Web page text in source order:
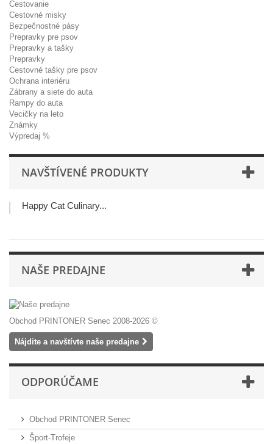
Cestovanie
Cestovné misky
Bezpečnostné pásy
Prepravky pre psov
Prepravky a tašky
Prepravky
Cestovné tašky pre psov
Ochrana interiéru
Zábrany a siete do auta
Rampy do auta
Vecičky na leto
Známky
Výpredaj %
NAVŠTÍVENÉ PRODUKTY
Happy Cat Culinary...
NAŠE PREDAJNE
Obchod PRINTONER Senec 2008-2026 ©
Nájdite a navštívte naše predajne
ODPORÚČAME
Obchod PRINTONER Senec
Šport-Trofeje